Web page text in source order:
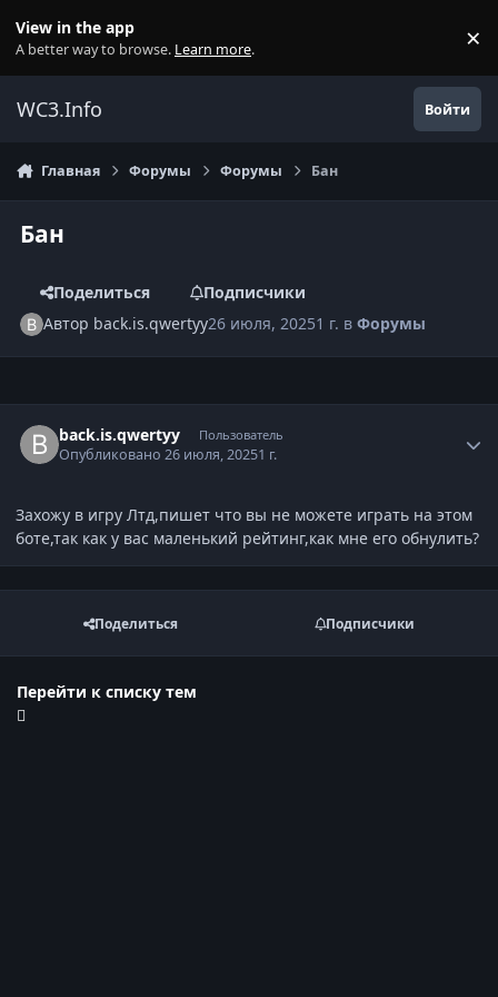
View in the app
A better way to browse. Learn more. ×
WC3.Info Войти
Главная Форумы Форумы Бан
Бан
Поделиться
Подписчики
Автор back.is.qwertyy26 июля, 20251 г. вФорумы
back.is.qwertyy Пользователь
Опубликовано26 июля, 20251 г.
Захожу в игру Лтд,пишет что вы не можете играть на этом
боте,так как у вас маленький рейтинг,как мне его обнулить?
Поделиться Подписчики
Перейти к списку тем